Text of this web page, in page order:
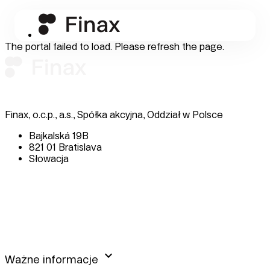
The portal failed to load. Please refresh the page.
Finax, o.c.p., a.s., Spółka akcyjna, Oddział w Polsce
Bajkalská 19B
821 01 Bratislava
Słowacja
Ważne informacje keyboard_arrow_down